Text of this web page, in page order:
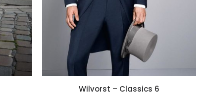
Wilvorst – Classics 6